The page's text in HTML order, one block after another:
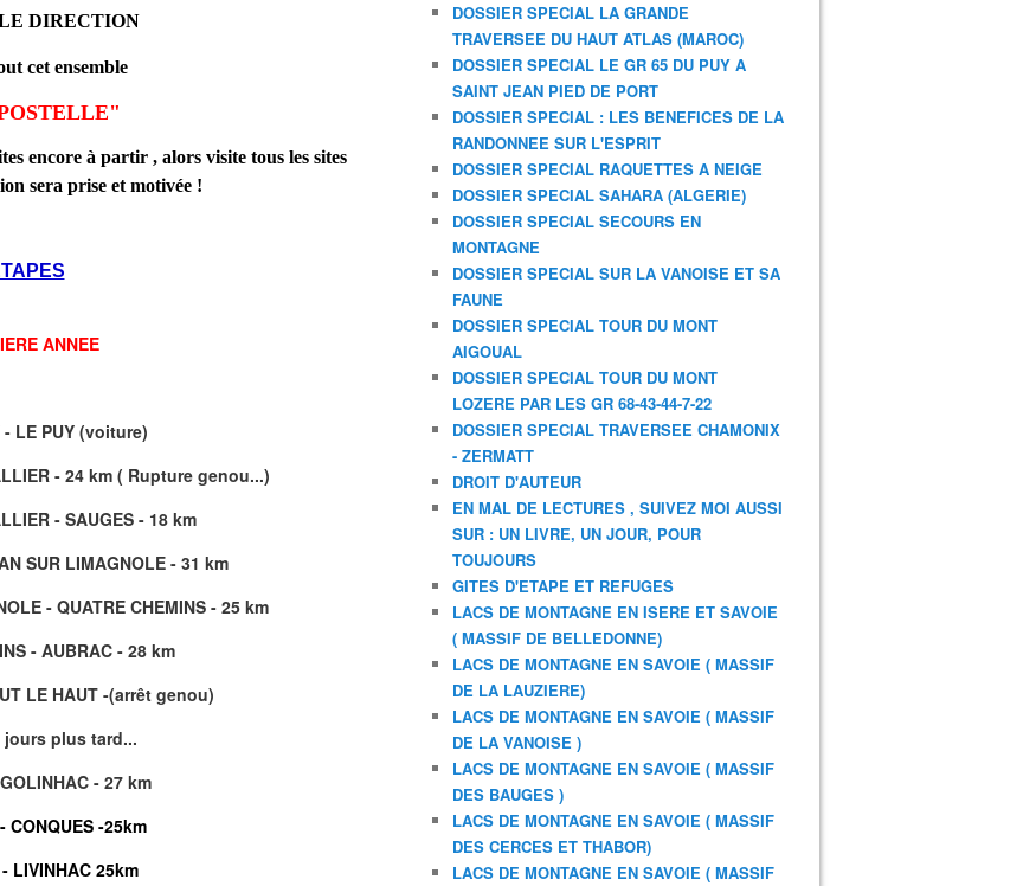
DIRECTION
cet ensemble
encore à partir , alors visite tous les sites
sera prise et motivée !
ANNEE
- LE PUY (voiture)
- 24 km ( Rupture genou...)
- SAUGES - 18 km
SUR LIMAGNOLE - 31 km
- QUATRE CHEMINS - 25 km
- AUBRAC - 28 km
LE HAUT -(arrêt genou)
jours plus tard...
- 27 km
CONQUES -25km
LIVINHAC 25km
DOSSIER SPECIAL LA GRANDE
TRAVERSEE DU HAUT ATLAS (MAROC)
DOSSIER SPECIAL LE GR 65 DU PUY A
SAINT JEAN PIED DE PORT
DOSSIER SPECIAL : LES BENEFICES DE LA
RANDONNEE SUR L'ESPRIT
DOSSIER SPECIAL RAQUETTES A NEIGE
DOSSIER SPECIAL SAHARA (ALGERIE)
DOSSIER SPECIAL SECOURS EN
MONTAGNE
DOSSIER SPECIAL SUR LA VANOISE ET SA
FAUNE
DOSSIER SPECIAL TOUR DU MONT
AIGOUAL
DOSSIER SPECIAL TOUR DU MONT
LOZERE PAR LES GR 68-43-44-7-22
DOSSIER SPECIAL TRAVERSEE CHAMONIX
- ZERMATT
DROIT D'AUTEUR
EN MAL DE LECTURES , SUIVEZ MOI AUSSI
SUR : UN LIVRE, UN JOUR, POUR
TOUJOURS
GITES D'ETAPE ET REFUGES
LACS DE MONTAGNE EN ISERE ET SAVOIE
( MASSIF DE BELLEDONNE)
LACS DE MONTAGNE EN SAVOIE ( MASSIF
DE LA LAUZIERE)
LACS DE MONTAGNE EN SAVOIE ( MASSIF
DE LA VANOISE )
LACS DE MONTAGNE EN SAVOIE ( MASSIF
DES BAUGES )
LACS DE MONTAGNE EN SAVOIE ( MASSIF
DES CERCES ET THABOR)
LACS DE MONTAGNE EN SAVOIE ( MASSIF